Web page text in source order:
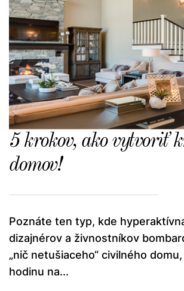
5 krokov, ako vytvoriť
domov!
Poznáte ten typ, kde
dizajnérov a živnostníkov
„nič netušiaceho“ civilného
hodinu na...